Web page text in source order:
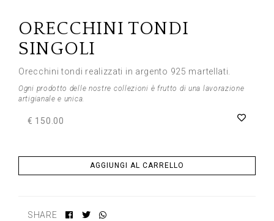
ORECCHINI TONDI
SINGOLI
Orecchini tondi realizzati in argento 925 martellati.
Ogni prodotto delle nostre collezioni è frutto di una lavorazione
artigianale e unica.
€ 150.00
AGGIUNGI AL CARRELLO
SHARE